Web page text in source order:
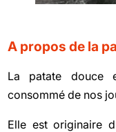
A propos de la
La patate douce
consommé de nos
Elle est originaire